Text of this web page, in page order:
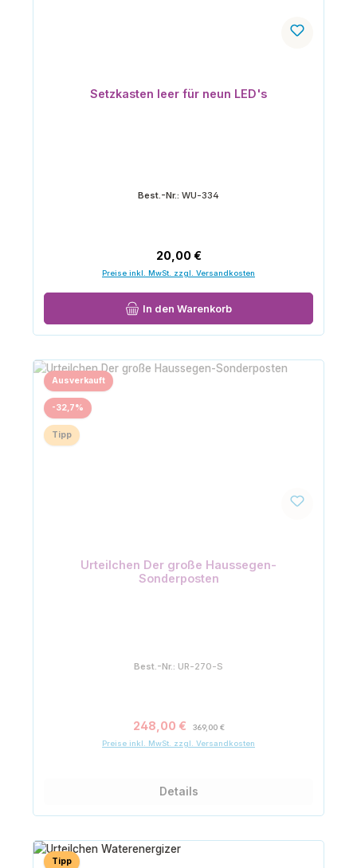
Setzkasten leer für neun LED's
Best.-Nr.: WU-334
Regulärer Preis:
20,00 €
Preise inkl. MwSt. zzgl. Versandkosten
In den Warenkorb
Ausverkauft
-32,7%Rabatt
Tipp
Urteilchen Der große Haussegen-
Sonderposten
Best.-Nr.: UR-270-S
Verkaufspreis:
248,00 € Regulärer Preis:
369,00 €
Preise inkl. MwSt. zzgl. Versandkosten
Details
Tipp